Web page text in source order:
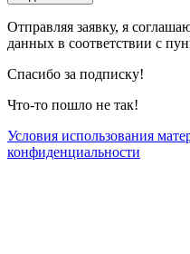
Отправляя заявку, я
данных в соответствии с
Спасибо за подписку!
Что-то пошло не так!
Условия использования
конфиденциальности